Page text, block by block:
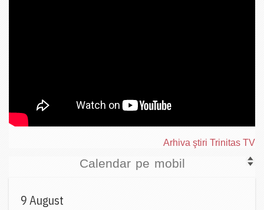
Arhiva ştiri Trinitas TV
Calendar pe mobil
9 August